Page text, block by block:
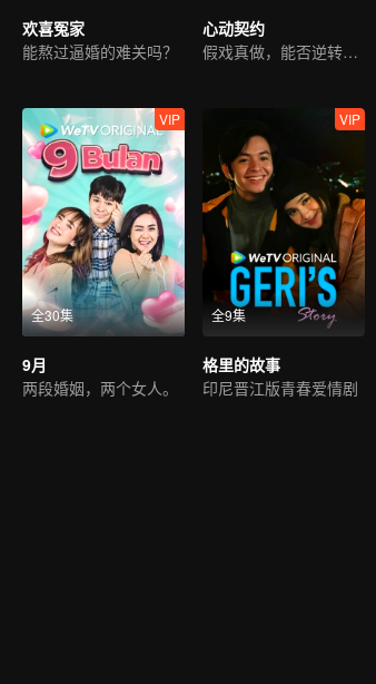
欢喜冤家
能熬过逼婚的难关吗？
心动契约
假戏真做，能否逆转命运？
全30集
VIP
9月
两段婚姻，两个女人。
全9集
VIP
格里的故事
印尼晋江版青春爱情剧